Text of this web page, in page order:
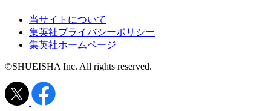
当サイトについて
集英社プライバシーポリシー
集英社ホームページ
©SHUEISHA Inc. All rights reserved.